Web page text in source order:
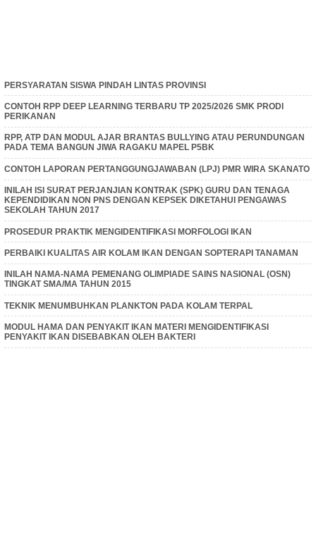
PERSYARATAN SISWA PINDAH LINTAS PROVINSI
CONTOH RPP DEEP LEARNING TERBARU TP 2025/2026 SMK PRODI
PERIKANAN
RPP, ATP DAN MODUL AJAR BRANTAS BULLYING ATAU PERUNDUNGAN
PADA TEMA BANGUN JIWA RAGAKU MAPEL P5BK
CONTOH LAPORAN PERTANGGUNGJAWABAN (LPJ) PMR WIRA SKANATO
INILAH ISI SURAT PERJANJIAN KONTRAK (SPK) GURU DAN TENAGA
KEPENDIDIKAN NON PNS DENGAN KEPSEK DIKETAHUI PENGAWAS
SEKOLAH TAHUN 2017
PROSEDUR PRAKTIK MENGIDENTIFIKASI MORFOLOGI IKAN
PERBAIKI KUALITAS AIR KOLAM IKAN DENGAN SOPTERAPI TANAMAN
INILAH NAMA-NAMA PEMENANG OLIMPIADE SAINS NASIONAL (OSN)
TINGKAT SMA/MA TAHUN 2015
TEKNIK MENUMBUHKAN PLANKTON PADA KOLAM TERPAL
MODUL HAMA DAN PENYAKIT IKAN MATERI MENGIDENTIFIKASI
PENYAKIT IKAN DISEBABKAN OLEH BAKTERI